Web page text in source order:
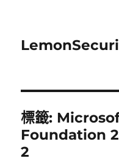
標籤:
Foundation
2